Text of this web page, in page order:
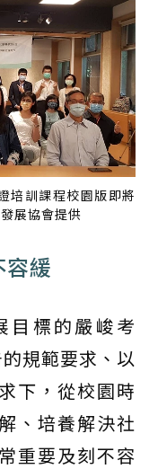
培訓課程校園版即將
展協會提供
緩
目標的嚴峻考
規範要求、以
下，從校園時
、培養解決社
重要及刻不容